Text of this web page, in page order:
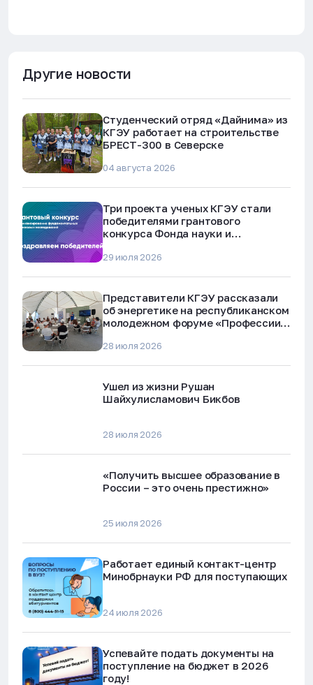
Другие новости
Студенческий отряд «Дайнима» из
КГЭУ работает на строительстве
БРЕСТ-300 в Северске
04 августа 2026
Три проекта ученых КГЭУ стали
победителями грантового
конкурса Фонда науки и
29 июля 2026
Представители КГЭУ рассказали
об энергетике на республиканском
молодежном форуме «Профессии
28 июля 2026
Ушел из жизни Рушан
Шайхулисламович Бикбов
28 июля 2026
«Получить высшее образование в
России – это очень престижно»
25 июля 2026
Работает единый контакт-центр
Минобрнауки РФ для поступающих
24 июля 2026
Успевайте подать документы на
поступление на бюджет в 2026
году!